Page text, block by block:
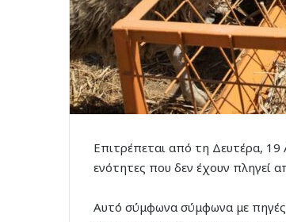
Επιτρέπεται από τη Δευτέρα, 19
ενότητες που δεν έχουν πληγεί
Αυτό σύμφωνα σύμφωνα με πηγές